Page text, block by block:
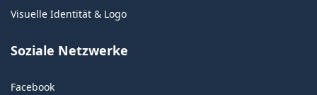
Visuelle Identität & Logo
Soziale Netzwerke
Facebook